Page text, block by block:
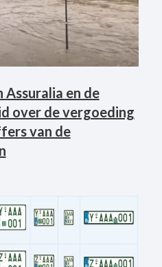
en de
over de vergoeding
van de